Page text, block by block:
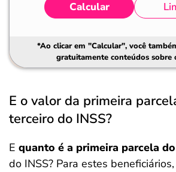
Calcular
*Ao clicar em "Calcular", você
gratuitamente conteúdos sobre
E o valor da primeira
terceiro do INSS?
E quanto é a primeira parcela
do INSS? Para estes